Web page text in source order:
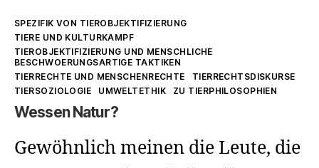
Kategorien
SPEZIFIK VON TIEROBJEKTIFIZIERUNG
TIERE UND KULTURKAMPF
TIEROBJEKTIFIZIERUNG UND MENSCHLICHE
BESCHWOERUNGSARTIGE TAKTIKEN
TIERRECHTE UND MENSCHENRECHTE
TIERRECHTSDISKURSE
TIERSOZIOLOGIE
UMWELTETHIK ZU TIERPHILOSOPHIEN
Wessen Natur?
Gewöhnlich meinen die Leute, die